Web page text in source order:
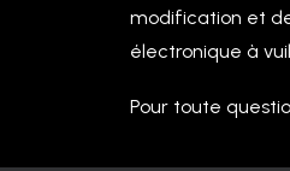
modification et
électronique à
Pour toute